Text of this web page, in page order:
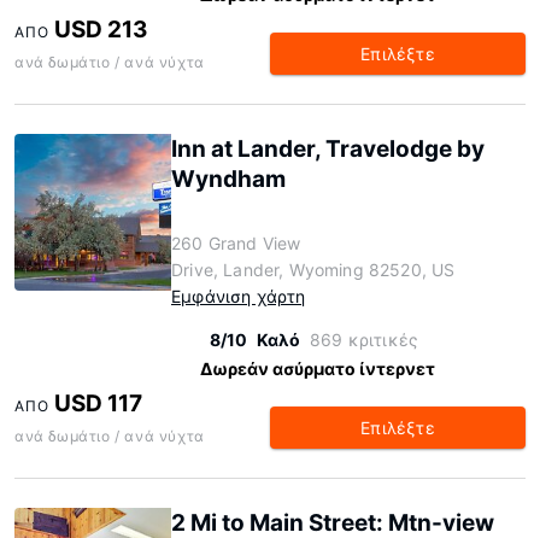
ΑΠΌ USD 213
ανά δωμάτιο / ανά νύχτα Επιλέξτε
Inn at Lander, Travelodge by
Wyndham
260 Grand View
Drive, Lander, Wyoming 82520, US
Εμφάνιση χάρτη
8/10 Καλό 869 κριτικές
Δωρεάν ασύρματο ίντερνετ
ΑΠΌ USD 117
ανά δωμάτιο / ανά νύχτα Επιλέξτε
2 Mi to Main Street: Mtn-view